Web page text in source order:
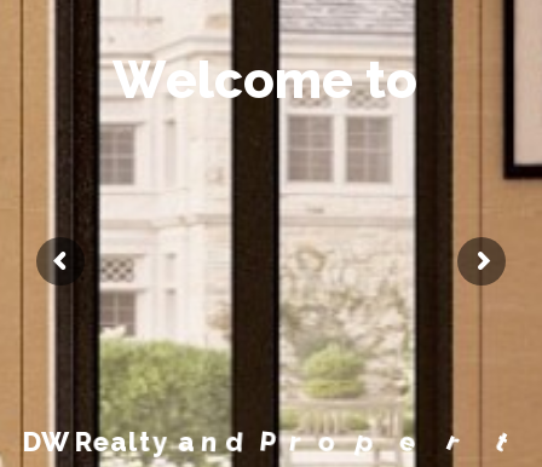
Welcome to
DW Realty and P op e r t y M a